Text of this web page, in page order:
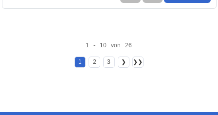
1 - 10 von 26
1 2 3 ❯ ❯❯